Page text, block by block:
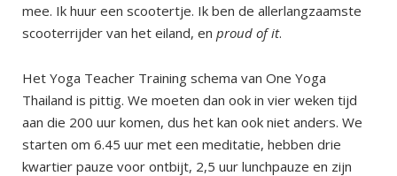
mee. Ik huur een scootertje. Ik ben de allerlangzaamste
scooterrijder van het eiland, en proud of it.
Het Yoga Teacher Training schema van One Yoga
Thailand is pittig. We moeten dan ook in vier weken tijd
aan die 200 uur komen, dus het kan ook niet anders. We
starten om 6.45 uur met een meditatie, hebben drie
kwartier pauze voor ontbijt, 2,5 uur lunchpauze en zijn